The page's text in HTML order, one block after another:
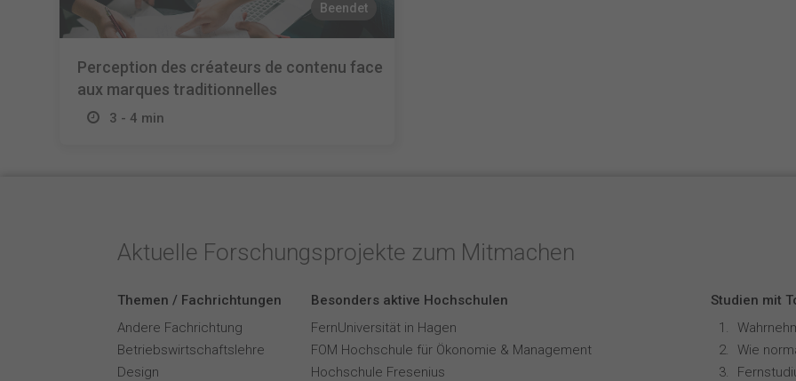
Beendet
Perception des créateurs de contenu face
aux marques traditionnelles
3 - 4 min
Aktuelle Forschungsprojekte zum Mitmachen
Themen / Fachrichtungen
Andere Fachrichtung
Betriebswirtschaftslehre
Design
Besonders aktive Hochschulen
FernUniversität in Hagen
FOM Hochschule für Ökonomie & Management
Hochschule Fresenius
Studien mit